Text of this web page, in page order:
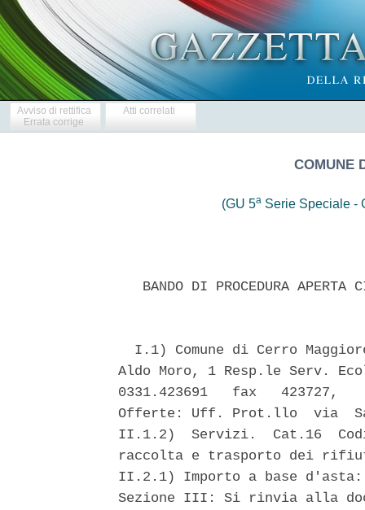
Avviso di rettifica
Errata corrige
Atti correlati
COMUNE
(GU 5a Serie Speciale -
BANDO DI PROCEDURA APERTA
I.1) Comune di Cerro
Aldo Moro, 1 Resp.le Serv.
0331.423691   fax   423727,
Offerte: Uff. Prot.llo  via
II.1.2)  Servizi.  Cat.16
raccolta e trasporto dei
II.2.1) Importo a base d'asta:
Sezione III: Si rinvia alla